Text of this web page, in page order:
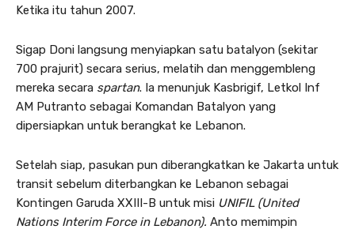
Ketika itu tahun 2007.
Sigap Doni langsung menyiapkan satu batalyon (sekitar
700 prajurit) secara serius, melatih dan menggembleng
mereka secara spartan. Ia menunjuk Kasbrigif, Letkol Inf
AM Putranto sebagai Komandan Batalyon yang
dipersiapkan untuk berangkat ke Lebanon.
Setelah siap, pasukan pun diberangkatkan ke Jakarta untuk
transit sebelum diterbangkan ke Lebanon sebagai
Kontingen Garuda XXIII-B untuk misi UNIFIL (United
Nations Interim Force in Lebanon). Anto memimpin